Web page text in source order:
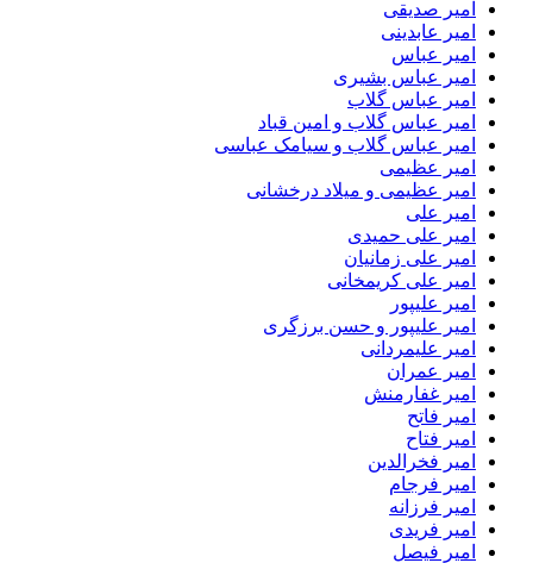
امیر صدیقی
امیر عابدینی
امیر عباس
امیر عباس بشیری
امیر عباس گلاب
امیر عباس گلاب و امین قباد
امیر عباس گلاب و سیامک عباسی
امیر عظیمی
امیر عظیمی و میلاد درخشانی
امیر علی
امیر علی حمیدی
امیر علی زمانیان
امیر علی کریمخانی
امیر علیپور
امیر علیپور و حسن برزگری
امیر علیمردانی
امیر عمران
امیر غفارمنش
امیر فاتح
امیر فتاح
امیر فخرالدین
امیر فرجام
امیر فرزانه
امیر فریدی
امیر فیصل